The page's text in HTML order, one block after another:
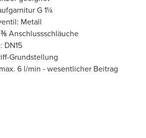
G 1¼
Metall
Anschlussschläuche
DN15
Grundstellung
6 l/min - wesentlicher Beitrag